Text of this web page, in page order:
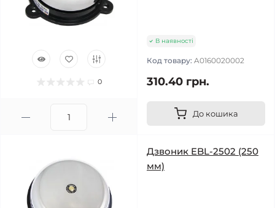
0
В наявності
Код товару: A0160020002
310.40 грн.
До кошика
Дзвоник EBL-2502 (250
мм)